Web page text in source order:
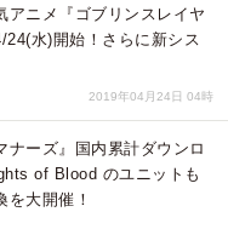
アニメ『ゴブリンスレイヤ
24(水)開始！さらに新シス
2019年04月24日 04時
ナーズ』国内累計ダウンロ
of Blood のユニットも
を大開催！